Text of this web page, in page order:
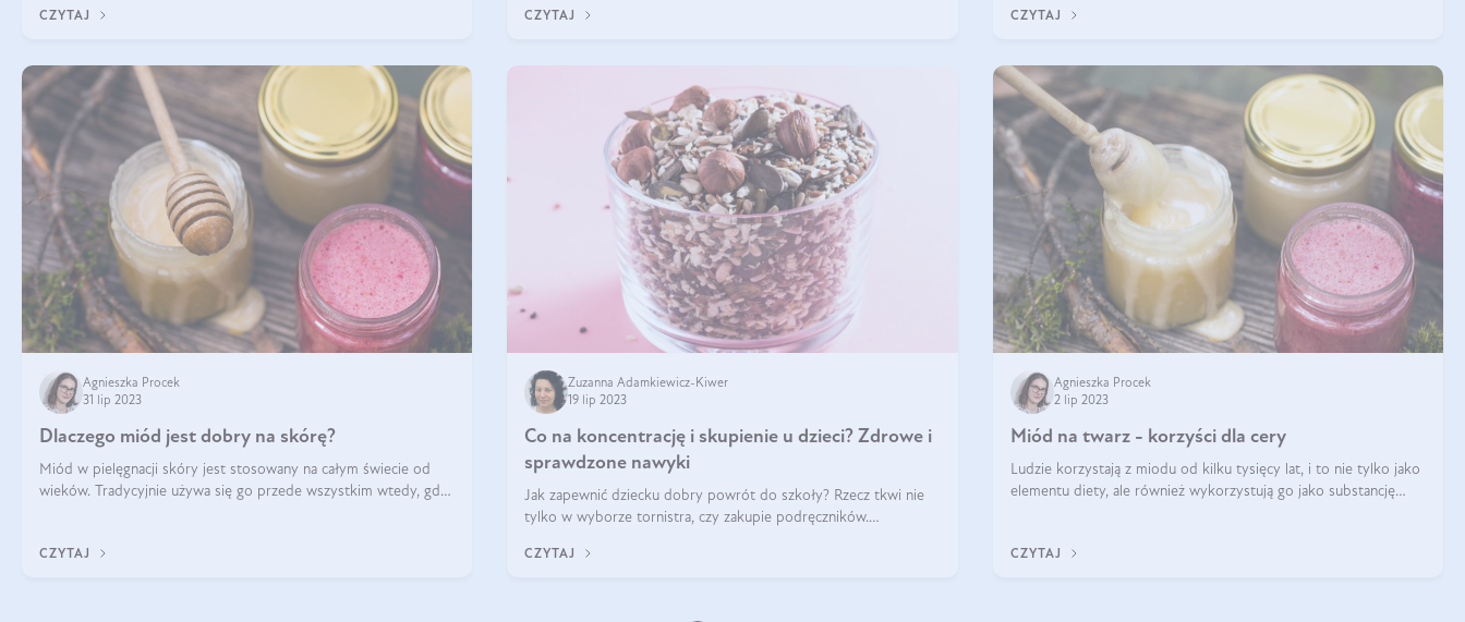
CZYTAJ CZYTAJ CZYTAJ
Agnieszka Procek
31 lip 2023
Dlaczego miód jest dobry na skórę?
Miód w pielęgnacji skóry jest stosowany na całym świecie od
wieków. Tradycyjnie używa się go przede wszystkim wtedy, gdy
CZYTAJ
Zuzanna Adamkiewicz-Kiwer
19 lip 2023
Co na koncentrację i skupienie u dzieci? Zdrowe i
sprawdzone nawyki
Jak zapewnić dziecku dobry powrót do szkoły? Rzecz tkwi nie
tylko w wyborze tornistra, czy zakupie podręczników.
nasz najbardziej wypasiony
CZYTAJ
Agnieszka Procek
2 lip 2023
Miód na twarz - korzyści dla cery
Ludzie korzystają z miodu od kilku tysięcy lat, i to nie tylko jako
elementu diety, ale również wykorzystują go jako substancję
CZYTAJ